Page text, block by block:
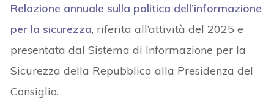
Relazione annuale sulla politica dell’informazione
per la sicurezza, riferita all’attività del 2025 e
presentata dal Sistema di Informazione per la
Sicurezza della Repubblica alla Presidenza del
Consiglio.